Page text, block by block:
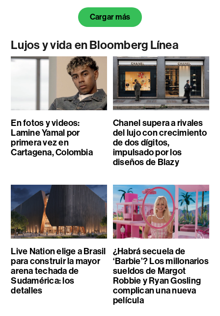
Cargar más
Lujos y vida en Bloomberg Línea
En fotos y videos:
Lamine Yamal por
primera vez en
Cartagena, Colombia
Chanel supera a rivales
del lujo con crecimiento
de dos dígitos,
impulsado por los
diseños de Blazy
Live Nation elige a Brasil
para construir la mayor
arena techada de
Sudamérica: los
detalles
¿Habrá secuela de
‘Barbie’? Los millonarios
sueldos de Margot
Robbie y Ryan Gosling
complican una nueva
película